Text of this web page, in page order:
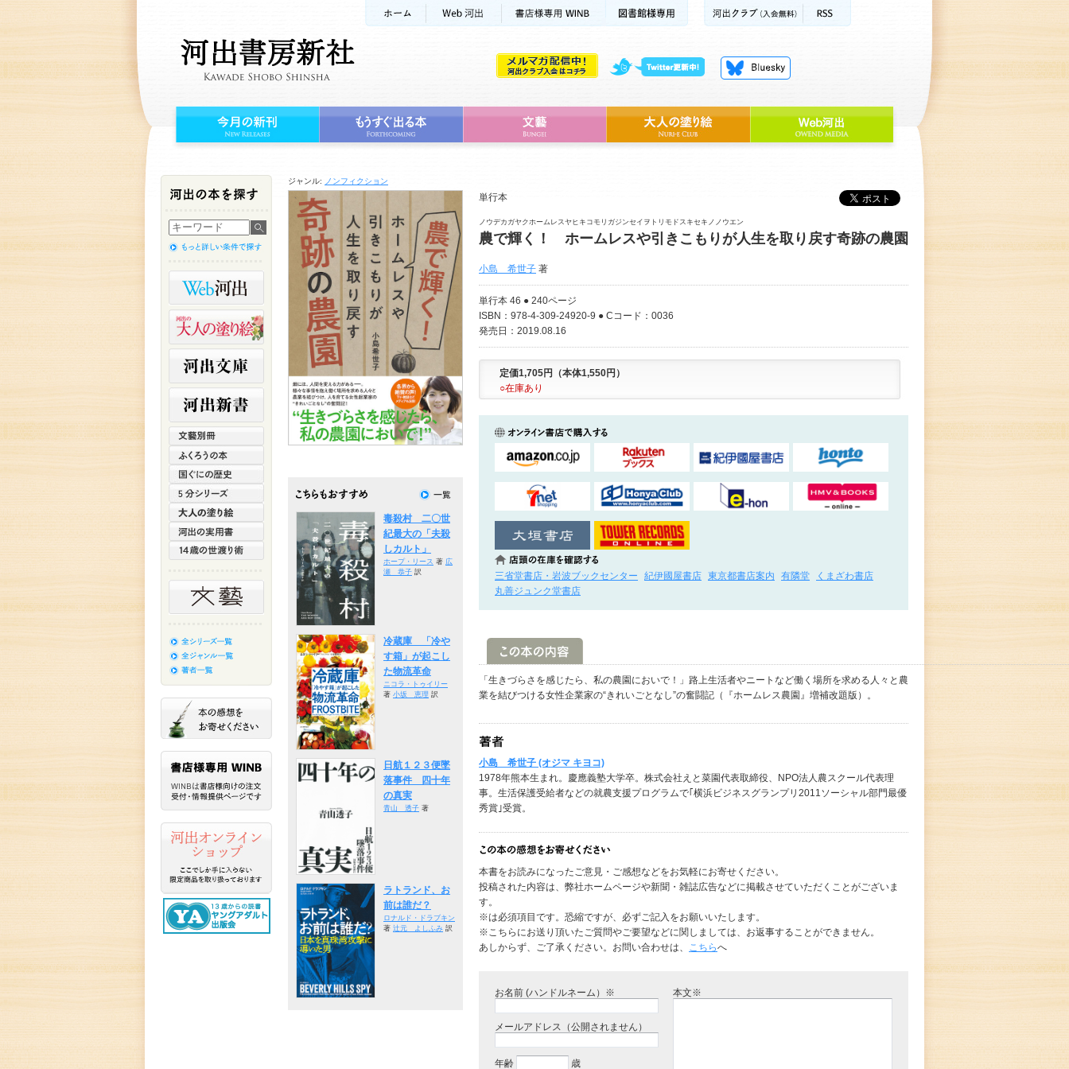
ジャンル: ノンフィクション
単行本
ノウデカガヤクホームレスヤヒキコモリガジンセイヲトリモドスキセキノノウエン
農で輝く！ ホームレスや引きこもりが人生を取り戻す奇跡の農園
小島 希世子 著
単行本 46 ● 240ページ
ISBN：978-4-309-24920-9 ● Cコード：0036
発売日：2019.08.16
定価1,705円（本体1,550円）
○在庫あり
三省堂書店・岩波ブックセンター 紀伊國屋書店 東京都書店案内 有隣堂
くまざわ書店
丸善ジュンク堂書店
「生きづらさを感じたら、私の農園においで！」路上生活者やニートなど働く場所を求める人々と農
業を結びつける女性企業家の“きれいごとなし”の奮闘記（『ホームレス農園』増補改題版）。
小島 希世子 (オジマ キヨコ)
1978年熊本生まれ。慶應義塾大学卒。株式会社えと菜園代表取締役、NPO法人農スクール代表理
事。生活保護受給者などの就農支援プログラムで｢横浜ビジネスグランプリ2011ソーシャル部門最優
秀賞｣受賞。
本書をお読みになったご意見・ご感想などをお気軽にお寄せください。
投稿された内容は、弊社ホームページや新聞・雑誌広告などに掲載させていただくことがございま
す。
※は必須項目です。恐縮ですが、必ずご記入をお願いいたします。
※こちらにお送り頂いたご質問やご要望などに関しましては、お返事することができません。
あしからず、ご了承ください。お問い合わせは、 こちらへ
お名前 (ハンドルネーム）※
メールアドレス（公開されません）
年齢 歳
本文※
毒殺村 二〇世
紀最大の「夫殺
しカルト」
ホープ・リース 著 広
瀬 恭子 訳
冷蔵庫 「冷や
す箱」が起こし
た物流革命
ニコラ・トゥイリー
著 小坂 恵理 訳
日航１２３便墜
落事件 四十年
の真実
青山 透子 著
ラトランド、お
前は誰だ？
ロナルド・ドラブキン
著 辻元 よしふみ 訳